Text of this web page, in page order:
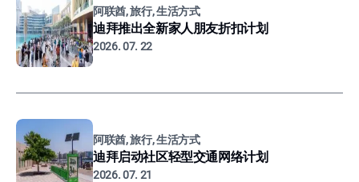
阿联酋, 旅行, 生活方式
迪拜推出全新家人朋友折扣计划
2026. 07. 22
阿联酋, 旅行, 生活方式
迪拜启动社区轻型交通网络计划
2026. 07. 21